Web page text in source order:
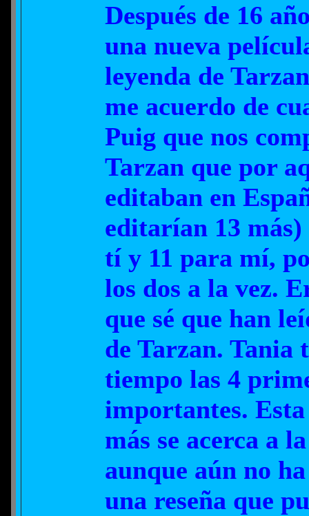
Después de 16
una nueva
leyenda de
me acuerdo de
Puig que nos
Tarzan que por
editaban en
editarían 13
tí y 11 para mí,
los dos a la vez.
que sé que han
de Tarzan. Tania
tiempo las 4
importantes.
más se acerca a
aunque aún no
una reseña que